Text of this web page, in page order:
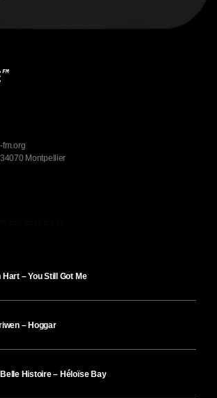
fm.org
Montpellier
Hart – You Still Got Me
– Hoggar
Histoire – Héloïse Bay